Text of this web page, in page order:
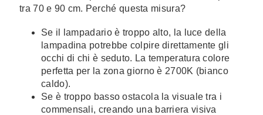
tra 70 e 90 cm. Perché questa misura?
Se il lampadario è troppo alto, la luce della
lampadina potrebbe colpire direttamente gli
occhi di chi è seduto. La temperatura colore
perfetta per la zona giorno è 2700K (bianco
caldo).
Se è troppo basso ostacola la visuale tra i
commensali, creando una barriera visiva